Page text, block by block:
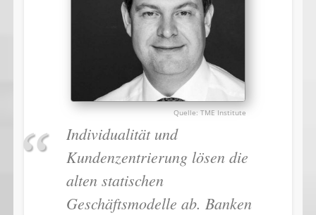
TME Institute
Individualität und
Kundenzentrierung lösen die
alten statischen
Geschäftsmodelle ab. Banken